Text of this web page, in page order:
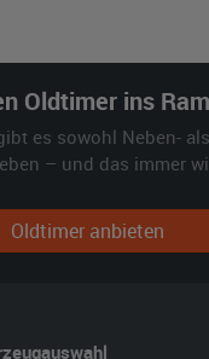
Oldtimer ins
es sowohl Neben-
– und das immer
Oldtimer anbieten